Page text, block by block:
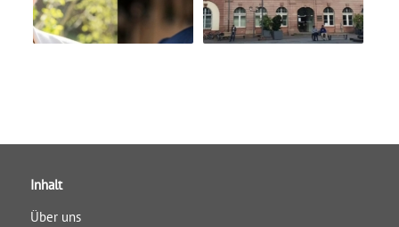
Inhalt
Über uns